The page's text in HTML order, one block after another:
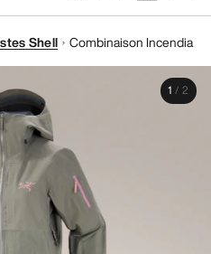
Shell Combinaison Incendia
1 / 2